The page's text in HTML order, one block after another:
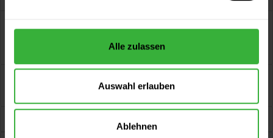
Alle zulassen
Auswahl erlauben
Ablehnen
Maler-Heizkörperpin., schw. Schwarze Chinaborsten, sehr voll.